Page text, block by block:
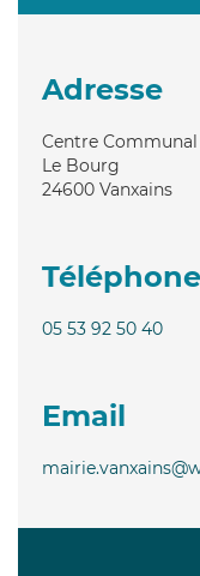
Adresse
Centre
Le Bourg
24600 Vanxains
Téléphone
05 53 92 50 40
Email